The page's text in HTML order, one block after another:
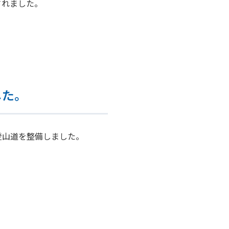
ました。
。
道を整備しました。